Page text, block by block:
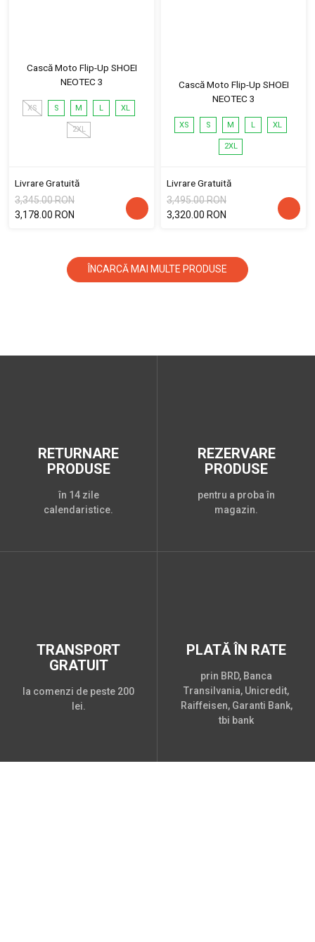
Cască Moto Flip-Up SHOEI
NEOTEC 3
XS S M L XL
2XL
Livrare Gratuită
3,345.00 RON
3,178.00 RON
Cască Moto Flip-Up SHOEI
NEOTEC 3
XS S M L XL
2XL
Livrare Gratuită
3,495.00 RON
3,320.00 RON
ÎNCARCĂ MAI MULTE PRODUSE
RETURNARE
PRODUSE
în 14 zile
calendaristice.
REZERVARE
PRODUSE
pentru a proba în
magazin.
TRANSPORT
GRATUIT
la comenzi de peste 200
lei.
PLATĂ ÎN RATE
prin BRD, Banca
Transilvania, Unicredit,
Raiffeisen, Garanti Bank,
tbi bank